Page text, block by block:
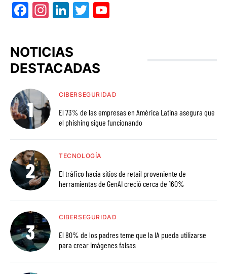
Facebook
Instagram
LinkedIn
Twitter
NOTICIAS
DESTACADAS
CIBERSEGURIDAD
El 73% de las empresas en América Latina asegura que
el phishing sigue funcionando
TECNOLOGÍA
El tráfico hacia sitios de retail proveniente de
herramientas de GenAI creció cerca de 160%
CIBERSEGURIDAD
El 80% de los padres teme que la IA pueda utilizarse
para crear imágenes falsas